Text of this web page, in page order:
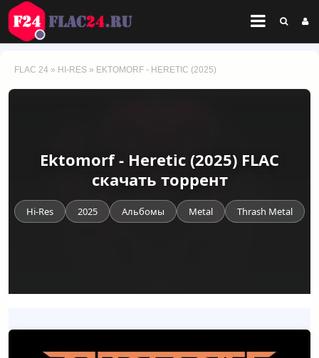
FLAC 24 » HI-RES » EKTOMORF - HERETIC (2025)
Ektomorf - Heretic (2025) FLAC
скачать торрент
Hi-Res 2025 Альбомы Metal Thrash Metal